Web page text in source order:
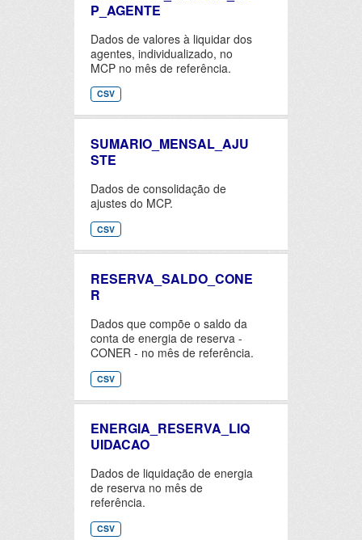
P_AGENTE
Dados de valores à liquidar dos
agentes, individualizado, no
MCP no mês de referência.
CSV
SUMARIO_MENSAL_AJU
STE
Dados de consolidação de
ajustes do MCP.
CSV
RESERVA_SALDO_CONE
R
Dados que compõe o saldo da
conta de energia de reserva -
CONER - no mês de referência.
CSV
ENERGIA_RESERVA_LIQ
UIDACAO
Dados de liquidação de energia
de reserva no mês de
referência.
CSV